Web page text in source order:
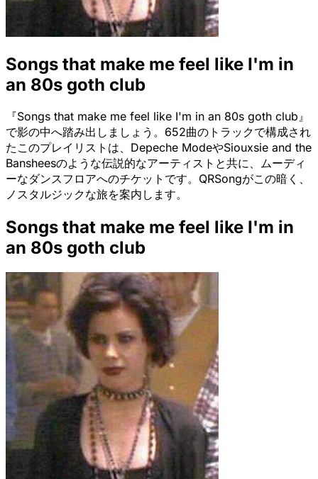
Songs that make me feel like I'm in
an 80s goth club
『Songs that make me feel like I'm in an 80s goth club』
で影の中へ踏み出しましょう。652曲のトラックで構成され
たこのプレイリストは、Depeche ModeやSiouxsie and the
Bansheesのような伝説的なアーティストと共に、ムーディ
ーなダンスフロアへのチケットです。QRSongがこの暗く、
ノスタルジックな旅を案内します。
Songs that make me feel like I'm in
an 80s goth club